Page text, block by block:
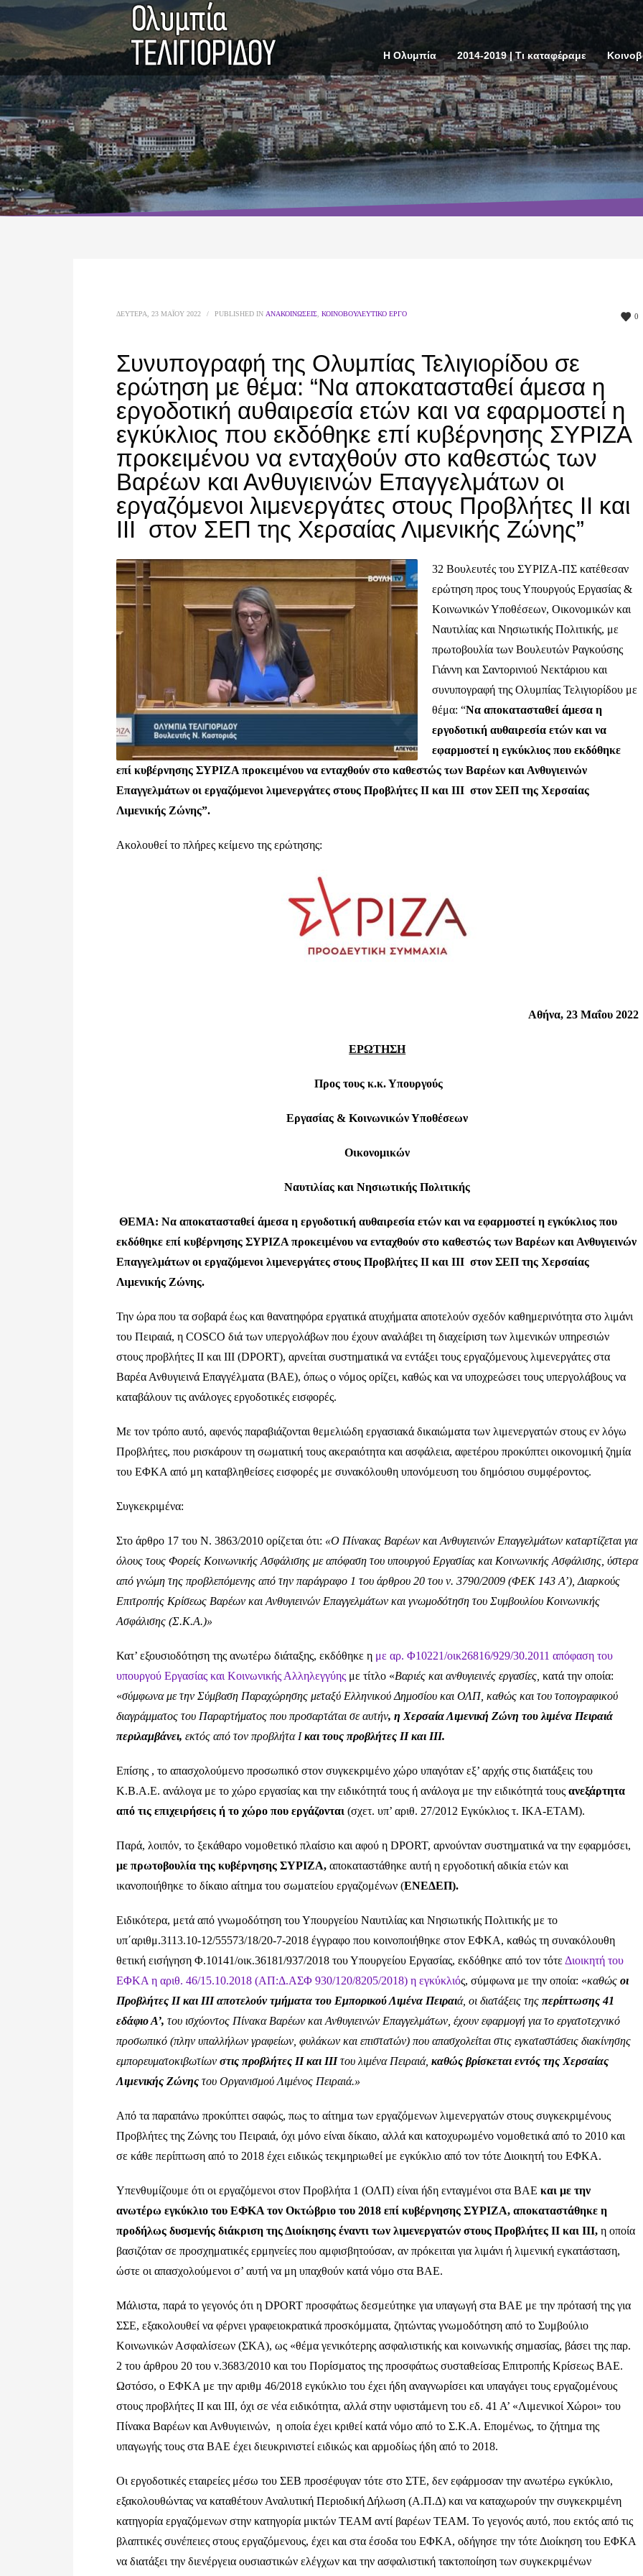
Η Ολυμπία 2014-2019 | Τι καταφέραμε
0
ΔΕΥΤΈΡΑ, 23 ΜΑΪ́ΟΥ 2022 / PUBLISHED IN ΑΝΑΚΟΙΝΏΣΕΙΣ ΚΟΙΝΟΒΟΥΛΕΥΤΙΚΌ ΈΡΓΟ
Συνυπογραφή της Ολυμπίας Τελιγιορίδου σε
ερώτηση με θέμα: “Να αποκατασταθεί άμεσα η
εργοδοτική αυθαιρεσία ετών και να εφαρμοστεί η
εγκύκλιος που εκδόθηκε επί κυβέρνησης ΣΥΡΙΖΑ
προκειμένου να ενταχθούν στο καθεστώς των
Βαρέων και Ανθυγιεινών Επαγγελμάτων οι
εργαζόμενοι λιμενεργάτες στους Προβλήτες ΙΙ και
ΙΙΙ στον ΣΕΠ της Χερσαίας Λιμενικής Ζώνης”
32 Βουλευτές του ΣΥΡΙΖΑ-ΠΣ κατέθεσαν
ερώτηση προς τους Υπουργούς Εργασίας &
Κοινωνικών Υποθέσεων, Οικονομικών και
Ναυτιλίας και Νησιωτικής Πολιτικής, με
πρωτοβουλία των Βουλευτών Ραγκούσης
Γιάννη και Σαντορινιού Νεκτάριου και
συνυπογραφή της Ολυμπίας Τελιγιορίδου με
θέμα: “Να αποκατασταθεί άμεσα η
εργοδοτική αυθαιρεσία ετών και να
εφαρμοστεί η εγκύκλιος που εκδόθηκε
επί κυβέρνησης ΣΥΡΙΖΑ προκειμένου να ενταχθούν στο καθεστώς των Βαρέων και Ανθυγιεινών
Επαγγελμάτων οι εργαζόμενοι λιμενεργάτες στους Προβλήτες ΙΙ και ΙΙΙ στον ΣΕΠ της Χερσαίας
Λιμενικής Ζώνης”.
Ακολουθεί το πλήρες κείμενο της ερώτησης:
Aθήνα, 23 Μαΐου 2022
ΕΡΩΤΗΣΗ
Προς τους κ.κ. Υπουργούς
Εργασίας & Κοινωνικών Υποθέσεων
Οικονομικών
Ναυτιλίας και Νησιωτικής Πολιτικής
ΘΕΜΑ: Να αποκατασταθεί άμεσα η εργοδοτική αυθαιρεσία ετών και να εφαρμοστεί η εγκύκλιος που
εκδόθηκε επί κυβέρνησης ΣΥΡΙΖΑ προκειμένου να ενταχθούν στο καθεστώς των Βαρέων και Ανθυγιεινών
Επαγγελμάτων οι εργαζόμενοι λιμενεργάτες στους Προβλήτες ΙΙ και ΙΙΙ στον ΣΕΠ της Χερσαίας
Λιμενικής Ζώνης.
Την ώρα που τα σοβαρά έως και θανατηφόρα εργατικά ατυχήματα αποτελούν σχεδόν καθημερινότητα στο λιμάνι
του Πειραιά, η COSCO διά των υπεργολάβων που έχουν αναλάβει τη διαχείριση των λιμενικών υπηρεσιών
στους προβλήτες ΙΙ και ΙΙΙ (DPORT), αρνείται συστηματικά να εντάξει τους εργαζόμενους λιμενεργάτες στα
Βαρέα Ανθυγιεινά Επαγγέλματα (ΒΑΕ), όπως ο νόμος ορίζει, καθώς και να υποχρεώσει τους υπεργολάβους να
καταβάλουν τις ανάλογες εργοδοτικές εισφορές.
Με τον τρόπο αυτό, αφενός παραβιάζονται θεμελιώδη εργασιακά δικαιώματα των λιμενεργατών στους εν λόγω
Προβλήτες, που ρισκάρουν τη σωματική τους ακεραιότητα και ασφάλεια, αφετέρου προκύπτει οικονομική ζημία
του ΕΦΚΑ από μη καταβληθείσες εισφορές με συνακόλουθη υπονόμευση του δημόσιου συμφέροντος.
Συγκεκριμένα:
Στο άρθρο 17 του Ν. 3863/2010 ορίζεται ότι: «Ο Πίνακας Βαρέων και Ανθυγιεινών Επαγγελμάτων καταρτίζεται για
όλους τους Φορείς Κοινωνικής Ασφάλισης με απόφαση του υπουργού Εργασίας και Κοινωνικής Ασφάλισης, ύστερα
από γνώμη της προβλεπόμενης από την παράγραφο 1 του άρθρου 20 του ν. 3790/2009 (ΦΕΚ 143 Α’), Διαρκούς
Επιτροπής Κρίσεως Βαρέων και Ανθυγιεινών Επαγγελμάτων και γνωμοδότηση του Συμβουλίου Κοινωνικής
Ασφάλισης (Σ.Κ.Α.)»
Κατ’ εξουσιοδότηση της ανωτέρω διάταξης, εκδόθηκε η με αρ. Φ10221/οικ26816/929/30.2011 απόφαση του
υπουργού Εργασίας και Κοινωνικής Αλληλεγγύης με τίτλο «Βαριές και ανθυγιεινές εργασίες, κατά την οποία:
«σύμφωνα με την Σύμβαση Παραχώρησης μεταξύ Ελληνικού Δημοσίου και ΟΛΠ, καθώς και του τοπογραφικού
διαγράμματος του Παραρτήματος που προσαρτάται σε αυτήν, η Χερσαία Λιμενική Ζώνη του λιμένα Πειραιά
περιλαμβάνει, εκτός από τον προβλήτα Ικαι τους προβλήτες ΙΙ και ΙΙΙ.
Επίσης , το απασχολούμενο προσωπικό στον συγκεκριμένο χώρο υπαγόταν εξ’ αρχής στις διατάξεις του
Κ.Β.Α.Ε. ανάλογα με το χώρο εργασίας και την ειδικότητά τους ή ανάλογα με την ειδικότητά τους ανεξάρτητα
από τις επιχειρήσεις ή το χώρο που εργάζονται (σχετ. υπ’ αριθ. 27/2012 Εγκύκλιος τ. ΙΚΑ-ΕΤΑΜ).
Παρά, λοιπόν, το ξεκάθαρο νομοθετικό πλαίσιο και αφού η DPORT, αρνούνταν συστηματικά να την εφαρμόσει,
με πρωτοβουλία της κυβέρνησης ΣΥΡΙΖΑ, αποκαταστάθηκε αυτή η εργοδοτική αδικία ετών και
ικανοποιήθηκε το δίκαιο αίτημα του σωματείου εργαζομένων (ΕΝΕΔΕΠ).
Ειδικότερα, μετά από γνωμοδότηση του Υπουργείου Ναυτιλίας και Νησιωτικής Πολιτικής με το
υπ΄αριθμ.3113.10-12/55573/18/20-7-2018 έγγραφο που κοινοποιήθηκε στον ΕΦΚΑ, καθώς τη συνακόλουθη
θετική εισήγηση Φ.10141/οικ.36181/937/2018 του Υπουργείου Εργασίας, εκδόθηκε από τον τότεΔιοικητή του
ΕΦΚΑ η αριθ. 46/15.10.2018 (ΑΠ:Δ.ΑΣΦ 930/120/8205/2018) η εγκύκλιός, σύμφωνα με την οποία: «καθώς οι
Προβλήτες II και III αποτελούν τμήματα του Εμπορικού Λιμένα Πειραιά, οι διατάξεις της περίπτωσης 41
εδάφιο Α’, του ισχύοντος Πίνακα Βαρέων και Ανθυγιεινών Επαγγελμάτων, έχουν εφαρμογή για το εργατοτεχνικό
προσωπικό (πλην υπαλλήλων γραφείων, φυλάκων και επιστατών) που απασχολείται στις εγκαταστάσεις διακίνησης
εμπορευματοκιβωτίων στις προβλήτες II και IIIτου λιμένα Πειραιά, καθώς βρίσκεται εντός της Χερσαίας
Λιμενικής Ζώνης του Οργανισμού Λιμένος Πειραιά.»
Από τα παραπάνω προκύπτει σαφώς, πως το αίτημα των εργαζόμενων λιμενεργατών στους συγκεκριμένους
Προβλήτες της Ζώνης του Πειραιά, όχι μόνο είναι δίκαιο, αλλά και κατοχυρωμένο νομοθετικά από το 2010 και
σε κάθε περίπτωση από το 2018 έχει ειδικώς τεκμηριωθεί με εγκύκλιο από τον τότε Διοικητή του ΕΦΚΑ.
Υπενθυμίζουμε ότι οι εργαζόμενοι στον Προβλήτα 1 (ΟΛΠ) είναι ήδη ενταγμένοι στα ΒΑΕ και με την
ανωτέρω εγκύκλιο του ΕΦΚΑ τον Οκτώβριο του 2018 επί κυβέρνησης ΣΥΡΙΖΑ, αποκαταστάθηκε η
προδήλως δυσμενής διάκριση της Διοίκησης έναντι των λιμενεργατών στους Προβλήτες ΙΙ και ΙΙΙ, η οποία
βασιζόταν σε προσχηματικές ερμηνείες που αμφισβητούσαν, αν πρόκειται για λιμάνι ή λιμενική εγκατάσταση,
ώστε οι απασχολούμενοι σ’ αυτή να μη υπαχθούν κατά νόμο στα ΒΑΕ.
Μάλιστα, παρά το γεγονός ότι η DPORT προσφάτως δεσμεύτηκε για υπαγωγή στα ΒΑΕ με την πρότασή της για
ΣΣΕ, εξακολουθεί να φέρνει γραφειοκρατικά προσκόμματα, ζητώντας γνωμοδότηση από το Συμβούλιο
Κοινωνικών Ασφαλίσεων (ΣΚΑ), ως «θέμα γενικότερης ασφαλιστικής και κοινωνικής σημασίας, βάσει της παρ.
2 του άρθρου 20 του ν.3683/2010 και του Πορίσματος της προσφάτως συσταθείσας Επιτροπής Κρίσεως ΒΑΕ.
Ωστόσο, ο ΕΦΚΑ με την αριθμ 46/2018 εγκύκλιο του έχει ήδη αναγνωρίσει και υπαγάγει τους εργαζομένους
στους προβλήτες ΙΙ και ΙΙΙ, όχι σε νέα ειδικότητα, αλλά στην υφιστάμενη του εδ. 41 Α’ «Λιμενικοί Χώροι» του
Πίνακα Βαρέων και Ανθυγιεινών, η οποία έχει κριθεί κατά νόμο από το Σ.Κ.Α. Επομένως, το ζήτημα της
υπαγωγής τους στα ΒΑΕ έχει διευκρινιστεί ειδικώς και αρμοδίως ήδη από το 2018.
Οι εργοδοτικές εταιρείες μέσω του ΣΕΒ προσέφυγαν τότε στο ΣΤΕ, δεν εφάρμοσαν την ανωτέρω εγκύκλιο,
εξακολουθώντας να καταθέτουν Αναλυτική Περιοδική Δήλωση (Α.Π.Δ) και να καταχωρούν την συγκεκριμένη
κατηγορία εργαζόμενων στην κατηγορία μικτών ΤΕΑΜ αντί βαρέων ΤΕΑΜ. Το γεγονός αυτό, που εκτός από τις
βλαπτικές συνέπειες στους εργαζόμενους, έχει και στα έσοδα του ΕΦΚΑ, οδήγησε την τότε Διοίκηση του ΕΦΚΑ
να διατάξει την διενέργεια ουσιαστικών ελέγχων και την ασφαλιστική τακτοποίηση των συγκεκριμένων